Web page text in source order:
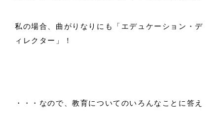
私の場合、曲がりなりにも「エデュケーション・デ
ィレクター」！
・・・なので、教育についてのいろんなことに答え